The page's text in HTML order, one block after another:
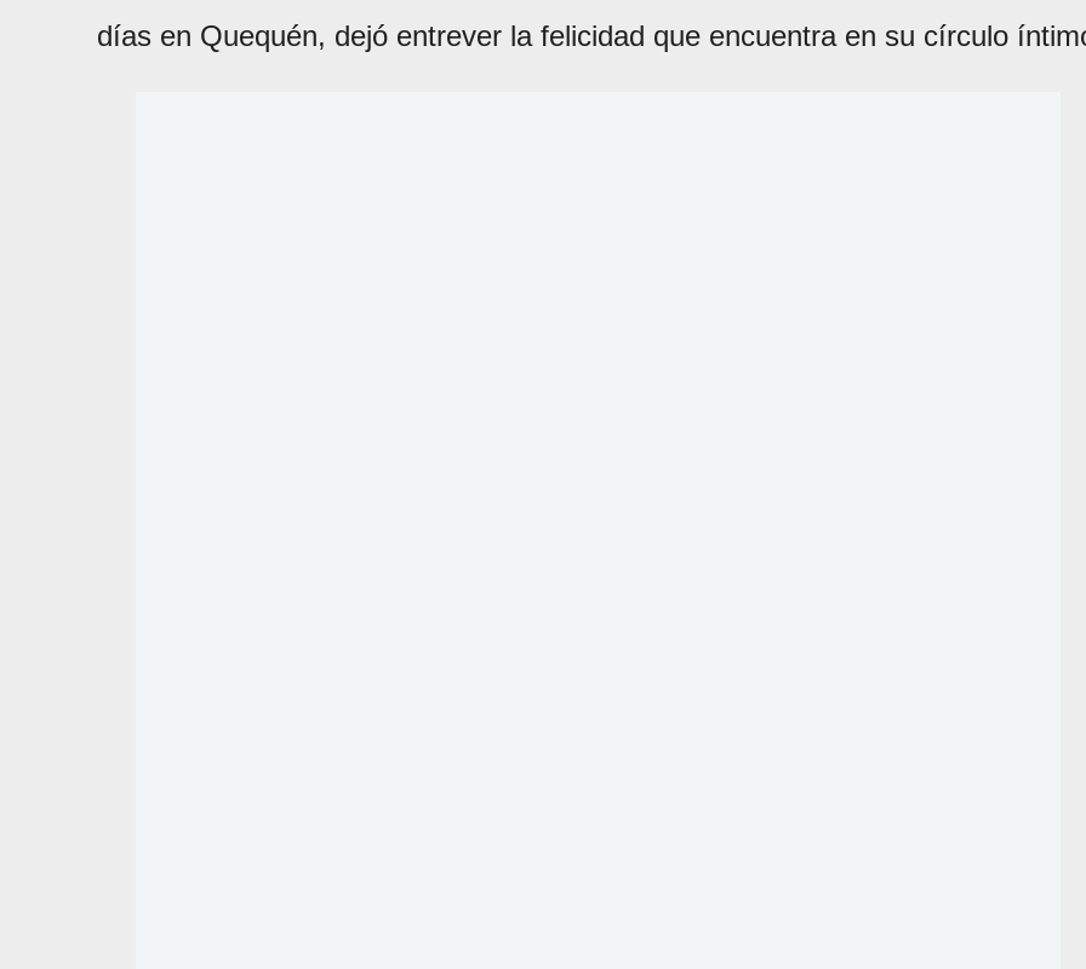
días en Quequén, dejó entrever la felicidad que encuentra en su círculo